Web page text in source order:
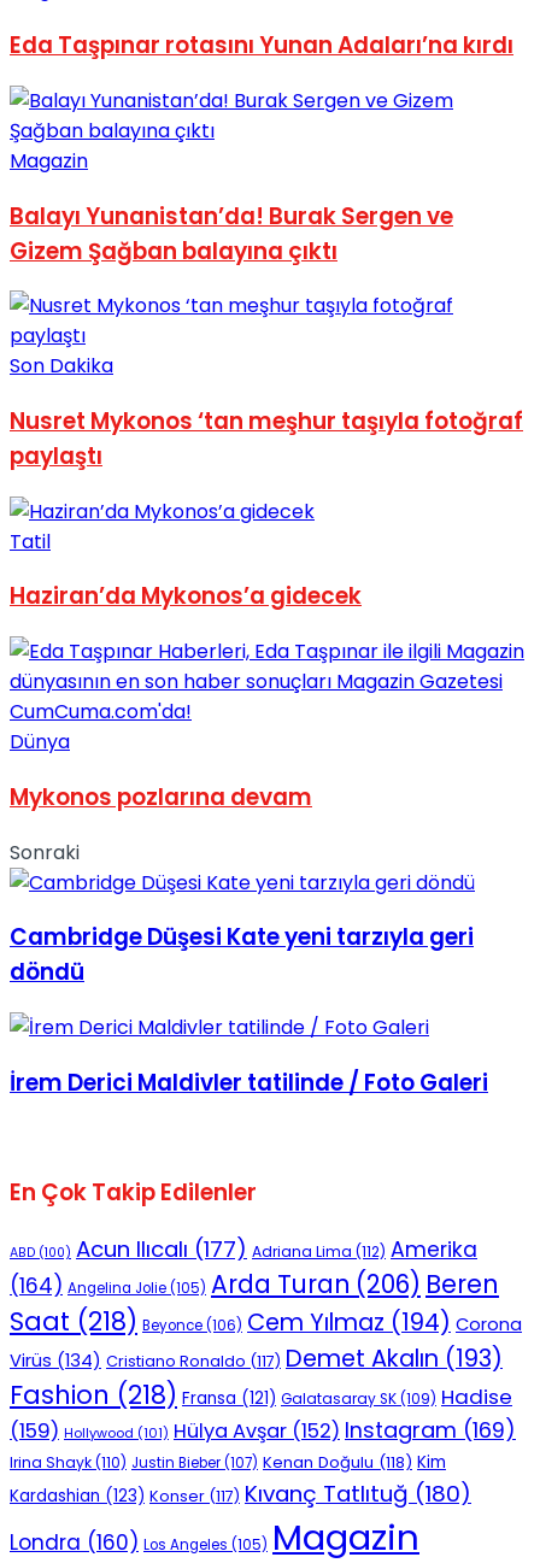
No Result
View All Result
Eda Taşpınar rotasını Yunan Adaları’na kırdı
Magazin
Balayı Yunanistan’da! Burak Sergen ve
Gizem Şağban balayına çıktı
Son Dakika
Nusret Mykonos ‘tan meşhur taşıyla fotoğraf
paylaştı
Tatil
Haziran’da Mykonos’a gidecek
Dünya
Mykonos pozlarına devam
Sonraki
Cambridge Düşesi Kate yeni tarzıyla geri
döndü
İrem Derici Maldivler tatilinde / Foto Galeri
En Çok Takip Edilenler
ABD (100) Acun Ilıcalı (177) Adriana Lima (112) Amerika
(164) Angelina Jolie(105) Arda Turan (206) Beren
Saat (218) Beyonce(106) Cem Yılmaz (194) Corona
Virüs (134) Cristiano Ronaldo (117) Demet Akalın (193)
Fashion (218) Fransa (121) Galatasaray SK(109) Hadise
(159) Hollywood (101) Hülya Avşar (152) Instagram (169)
Irina Shayk(110) Justin Bieber(107) Kenan Doğulu (118) Kim
Kardashian (123) Konser (117) Kıvanç Tatlıtuğ (180)
Londra (160) Los Angeles (105) Magazin